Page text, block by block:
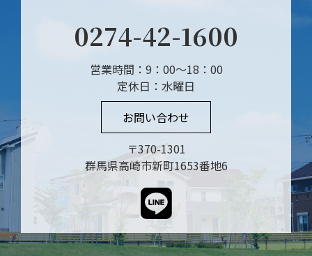
0274-42-1600
営業時間：9：00～18：00
定休日：水曜日
お問い合わせ
〒370-1301
群馬県高崎市新町1653番地6